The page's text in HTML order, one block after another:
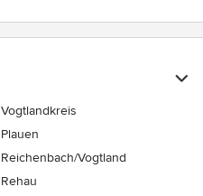
Vogtlandkreis
Plauen
Reichenbach/Vogtland
Rehau